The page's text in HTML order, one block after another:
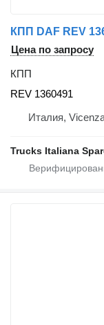
КПП DAF REV
Цена по запросу
КПП
REV 1360491
Италия,
Trucks Italiana